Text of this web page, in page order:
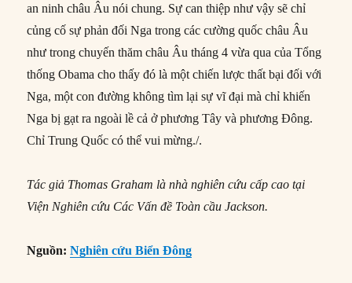
an ninh châu Âu nói chung. Sự can thiệp như vậy sẽ chỉ
củng cố sự phản đối Nga trong các cường quốc châu Âu
như trong chuyến thăm châu Âu tháng 4 vừa qua của Tổng
thống Obama cho thấy đó là một chiến lược thất bại đối với
Nga, một con đường không tìm lại sự vĩ đại mà chỉ khiến
Nga bị gạt ra ngoài lề cả ở phương Tây và phương Đông.
Chỉ Trung Quốc có thể vui mừng./.
Tác giả Thomas Graham là nhà nghiên cứu cấp cao tại
Viện Nghiên cứu Các Vấn đề Toàn cầu Jackson.
Nguồn:Nghiên cứu Biển Đông